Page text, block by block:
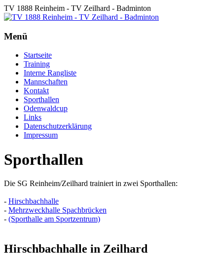
TV 1888 Reinheim - TV Zeilhard - Badminton
Menü
Startseite
Training
Interne Rangliste
Mannschaften
Kontakt
Sporthallen
Odenwaldcup
Links
Datenschutzerklärung
Impressum
Sporthallen
Die SG Reinheim/Zeilhard trainiert in zwei Sporthallen:
- Hirschbachhalle
- Mehrzweckhalle Spachbrücken
- (Sporthalle am Sportzentrum)
Hirschbachhalle in Zeilhard